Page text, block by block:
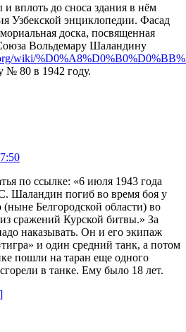
вплоть до сноса здания в нём
Узбекской энциклопедии. Фасад
доска, посвященная
Вольдемару Шаландину
wiki/
№ 80 в 1942 году.
по ссылке: «6 июля 1943 года
Шаландин погиб во время боя у
(ныне Белгородской области) во
сражений Курской битвы.» За
наказывать. Он и его экипаж
и один средний танк, а потом
пошли на таран еще одного
в танке. Ему было 18 лет.